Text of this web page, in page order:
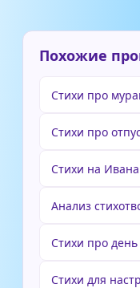
Похожие
Стихи про
Стихи про
Стихи на
Анализ
Стихи про день
Стихи для